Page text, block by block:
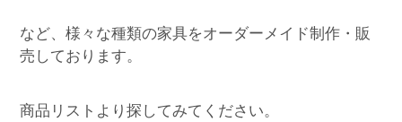
など、様々な種類の家具をオーダーメイド制作・販
売しております。
商品リストより探してみてください。